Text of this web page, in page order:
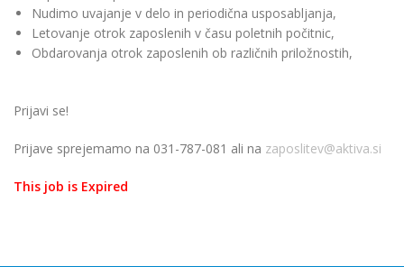
Nudimo uvajanje v delo in periodična usposabljanja,
Letovanje otrok zaposlenih v času poletnih počitnic,
Obdarovanja otrok zaposlenih ob različnih priložnostih,
Prijavi se!
Prijave sprejemamo na 031-787-081 ali na zaposlitev@aktiva.si
This job is Expired